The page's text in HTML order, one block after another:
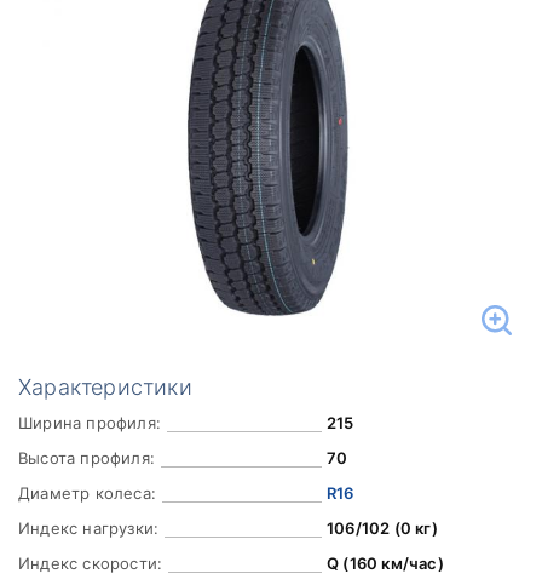
Характеристики
Ширина профиля:
215
Высота профиля:
70
Диаметр колеса:
R16
Индекс нагрузки:
106/102 (0 кг)
Индекс скорости:
Q (160 км/час)